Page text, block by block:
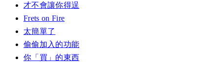
才不會讓你得逞
Frets on Fire
太簡單了
偷偷加入的功能
你「買」的東西